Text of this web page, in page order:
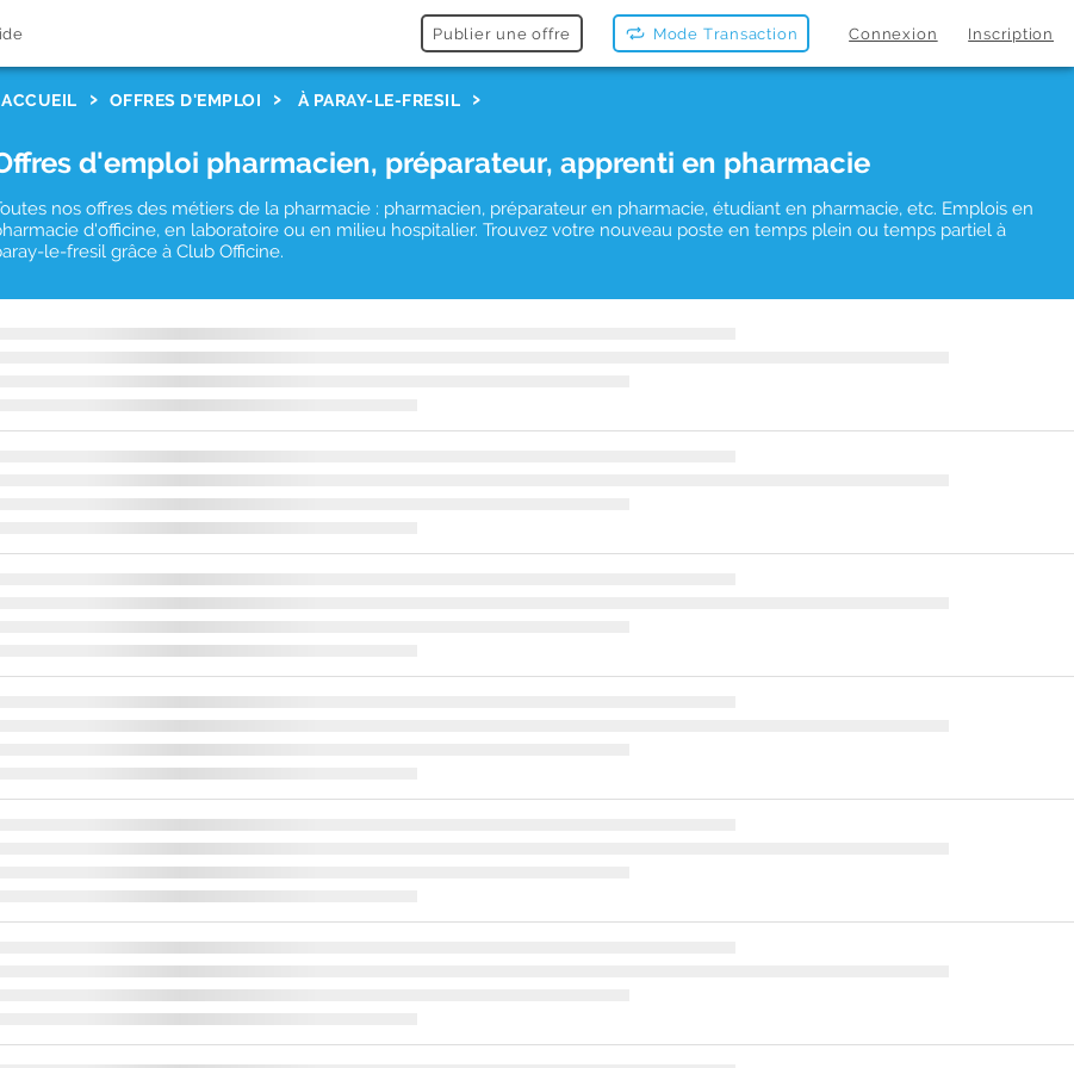
Publier une offre Mode Transaction Connexion Inscription
ACCUEIL OFFRES D'EMPLOI À PARAY-LE-FRESIL
d'emploi pharmacien, préparateur, apprenti en pharmacie
nos offres des métiers de la pharmacie : pharmacien, préparateur en pharmacie, étudiant en pharmacie, etc. Emplois en
d'officine, en laboratoire ou en milieu hospitalier. Trouvez votre nouveau poste en temps plein ou temps partiel à
le-fresil grâce à Club Officine.